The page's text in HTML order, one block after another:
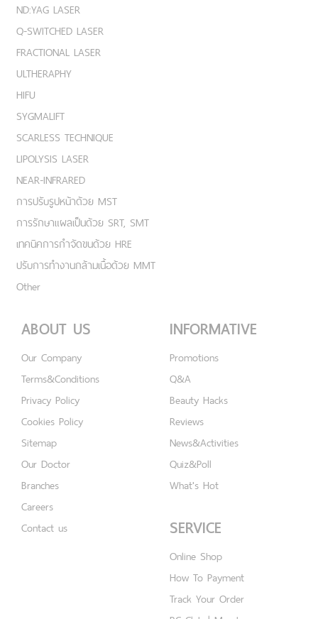
ND:YAG LASER
Q-SWITCHED LASER
FRACTIONAL LASER
ULTHERAPHY
HIFU
SYGMALIFT
SCARLESS TECHNIQUE
LIPOLYSIS LASER
NEAR-INFRARED
การปรับรูปหน้าด้วย MST
การรักษาแผลเป็นด้วย SRT, SMT
เทคนิคการกำจัดขนด้วย HRE
ปรับการทำงานกล้ามเนื้อด้วย MMT
Other
ABOUT US
Our Company
Terms&Conditions
Privacy Policy
Cookies Policy
Sitemap
Our Doctor
Branches
Careers
Contact us
INFORMATIVE
Promotions
Q&A
Beauty Hacks
Reviews
News&Activities
Quiz&Poll
What's Hot
SERVICE
Online Shop
How To Payment
Track Your Order